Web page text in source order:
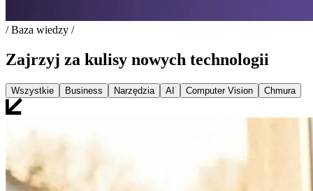
/ Baza wiedzy /
Zajrzyj za kulisy nowych technologii
Wszystkie Business Narzędzia AI Computer Vision Chmura